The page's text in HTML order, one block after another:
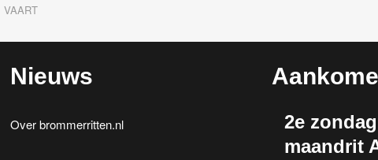
VAART
Nieuws
Over brommerritten.nl
2e
maandrit